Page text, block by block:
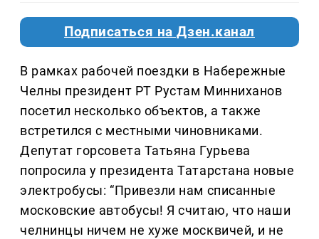
Подписаться на Дзен.канал
В рамках рабочей поездки в Набережные
Челны президент РТ Рустам Минниханов
посетил несколько объектов, а также
встретился с местными чиновниками.
Депутат горсовета Татьяна Гурьева
попросила у президента Татарстана новые
электробусы: “Привезли нам списанные
московские автобусы! Я считаю, что наши
челнинцы ничем не хуже москвичей, и не